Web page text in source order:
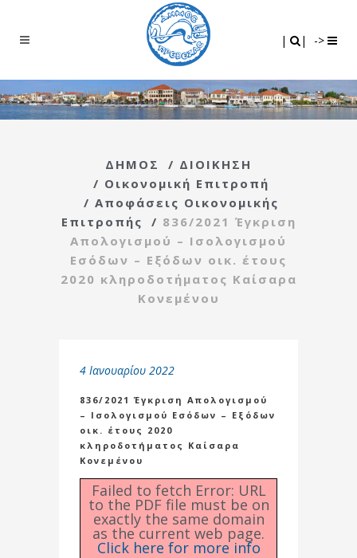
| | ->
ΔΗΜΟΣ / ΔΙΟΙΚΗΣΗ
/ Οικονομική Επιτροπή
/ Αποφάσεις Οικονομικής
Επιτροπής
/ 836/2021 Έγκριση
Απολογισμού – Ισολογισμού
Εσόδων – Εξόδων οικ. έτους
2020 κληροδοτήματος Καίσαρα
Κονεμένου
4 Ιανουαρίου 2022
836/2021 Έγκριση Απολογισμού
– Ισολογισμού Εσόδων – Εξόδων
οικ. έτους 2020
κληροδοτήματος Καίσαρα
Κονεμένου
Failed to fetch Error: URL
to the PDF file must be on
exactly the same domain
as the current web page.
Click here for more info